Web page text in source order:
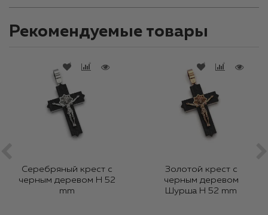
Рекомендуемые товары
Серебряный крест с
черным деревом H 52
mm
Золотой крест с
черным деревом
Шурша H 52 mm